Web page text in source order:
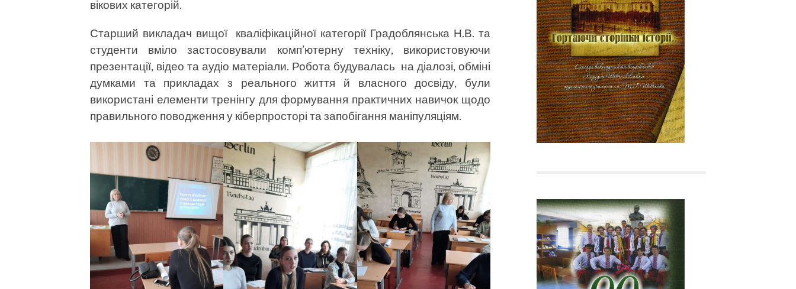
вікових категорій.
Старший викладач вищої кваліфікаційної категорії Градоблянська Н.В. та
студенти вміло застосовували комп’ютерну техніку, використовуючи
презентації, відео та аудіо матеріали. Робота будувалась на діалозі, обміні
думками та прикладах з реального життя й власного досвіду, були
використані елементи тренінгу для формування практичних навичок щодо
правильного поводження у кіберпросторі та запобігання маніпуляціям.